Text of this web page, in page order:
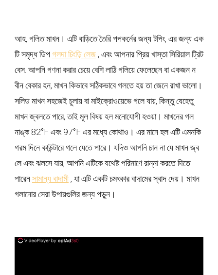
আহ, গলিত মাখন। এটি বাড়িতে তৈরি পপকর্নের জন্য টপিং, এর জন্য এক
টি সমৃদ্ধ ডিপগলদা চিংড়ি লেজ, এবং আপনার প্রিয় খাস্তা সিরিয়াল ট্রিট
বেস. আপনি গণনা করার চেয়ে বেশি লাঠি গলিয়ে ফেলেছেন বা একজন ন
বীন বেকার হন, মাখন কিভাবে সঠিকভাবে গলতে হয় তা জেনে রাখা ভালো।
সলিড মাখন সহজেই চুলায় বা মাইক্রোওয়েভে গলে যায়, কিন্তু যেহেতু
মাখন জ্বলতে পারে, তাই মূল বিষয় হল মনোযোগী হওয়া। মাখনের গল
নাঙ্ক 82°F এবং 97°F এর মধ্যে কোথাও। এর মানে হল এটি এমনকি
গরম দিনে কাউন্টারে গলে যেতে পারে। যদিও আপনি চান না যে মাখন জ্ব
লে এবং ঝলসে যায়, আপনি এটিকে যথেষ্ট পরিমাণে রান্না করতে দিতে
পারেনসামান্য বাদামী, যা এটি একটি চমৎকার বাদামের স্বাদ দেয়। মাখন
গলানোর সেরা উপায়গুলির জন্য পড়ুন।